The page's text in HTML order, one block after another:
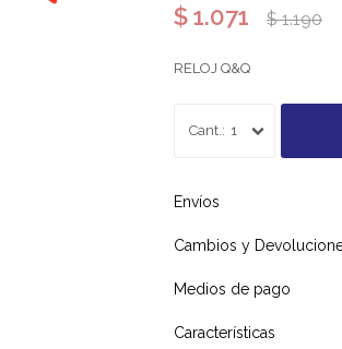
$1.071 $ 1.190
RELOJ Q&Q
1
Envíos
Cambios y
Medios de pago
Características